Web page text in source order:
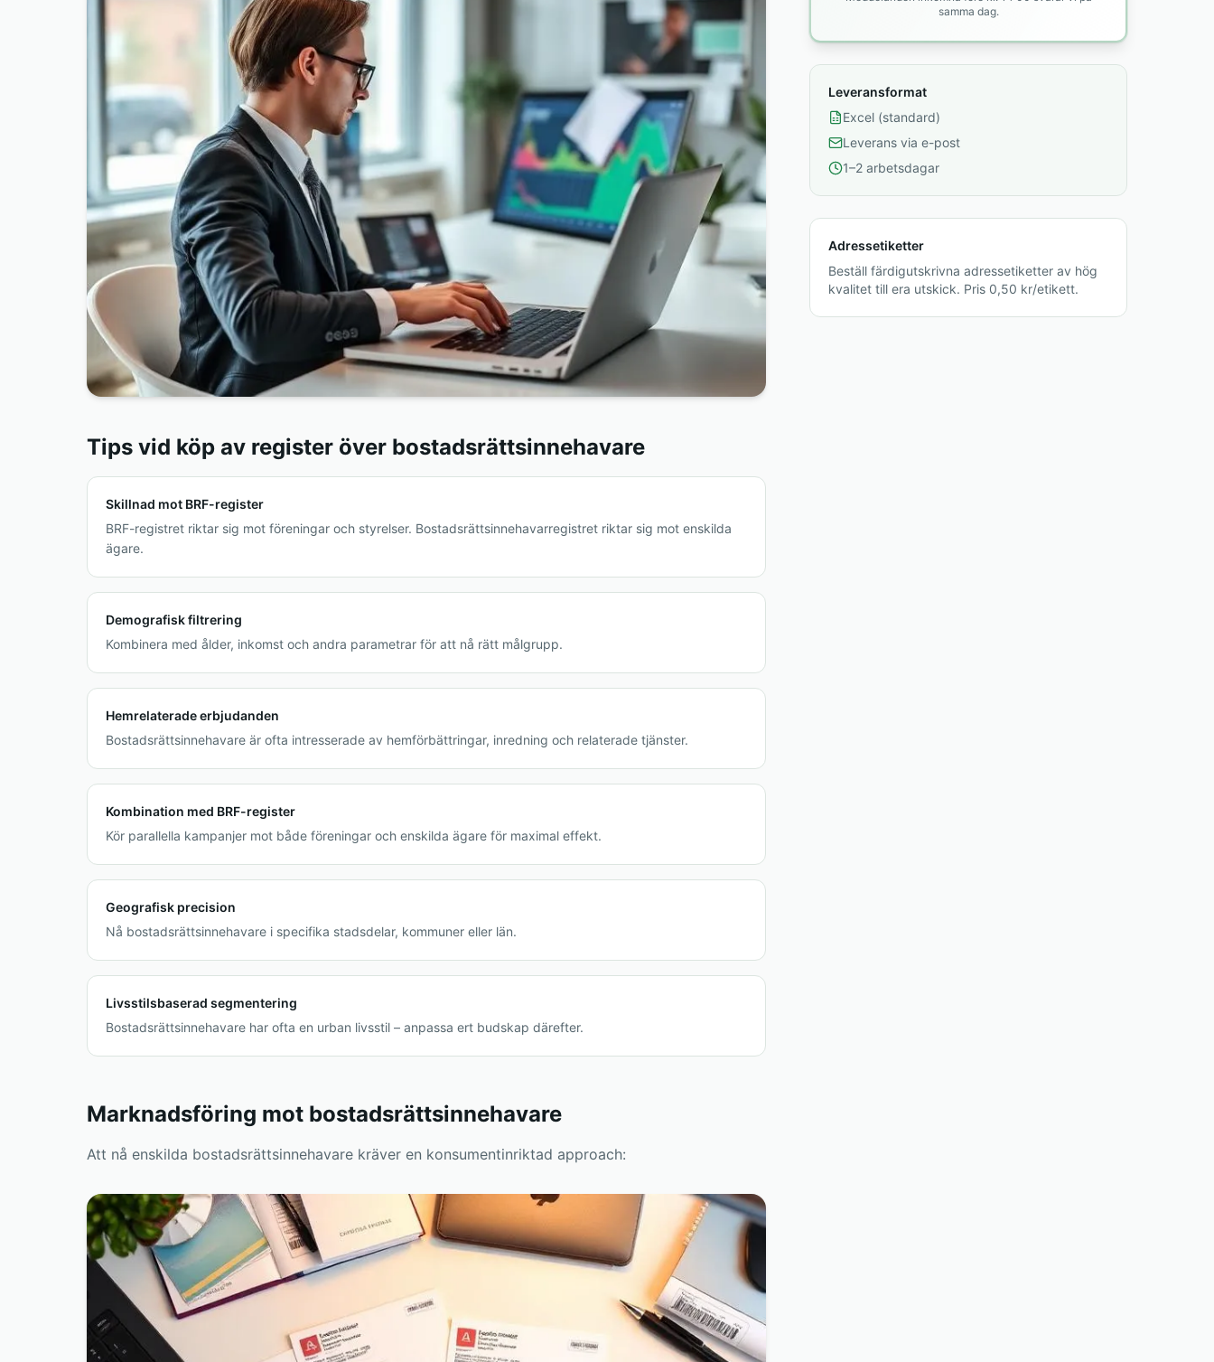
Tips vid köp av register över bostadsrättsinnehavare
Skillnad mot BRF-register
BRF-registret riktar sig mot föreningar och styrelser. Bostadsrättsinnehavarregistret riktar sig mot enskilda
ägare.
Demografisk filtrering
Kombinera med ålder, inkomst och andra parametrar för att nå rätt målgrupp.
Hemrelaterade erbjudanden
Bostadsrättsinnehavare är ofta intresserade av hemförbättringar, inredning och relaterade tjänster.
Kombination med BRF-register
Kör parallella kampanjer mot både föreningar och enskilda ägare för maximal effekt.
Geografisk precision
Nå bostadsrättsinnehavare i specifika stadsdelar, kommuner eller län.
Livsstilsbaserad segmentering
Bostadsrättsinnehavare har ofta en urban livsstil – anpassa ert budskap därefter.
Marknadsföring mot bostadsrättsinnehavare
Att nå enskilda bostadsrättsinnehavare kräver en konsumentinriktad approach:
samma dag.
Leveransformat
Excel (standard)
Leverans via e-post
1–2 arbetsdagar
Adressetiketter
Beställ färdigutskrivna adressetiketter av hög
kvalitet till era utskick. Pris 0,50 kr/etikett.